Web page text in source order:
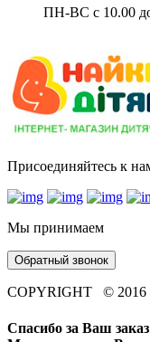
ПН-ВС с 10.00
Присоединяйтесь к
Мы принимаем
Обратный звонок
COPYRIGHT © 2016
Спасибо за Ваш